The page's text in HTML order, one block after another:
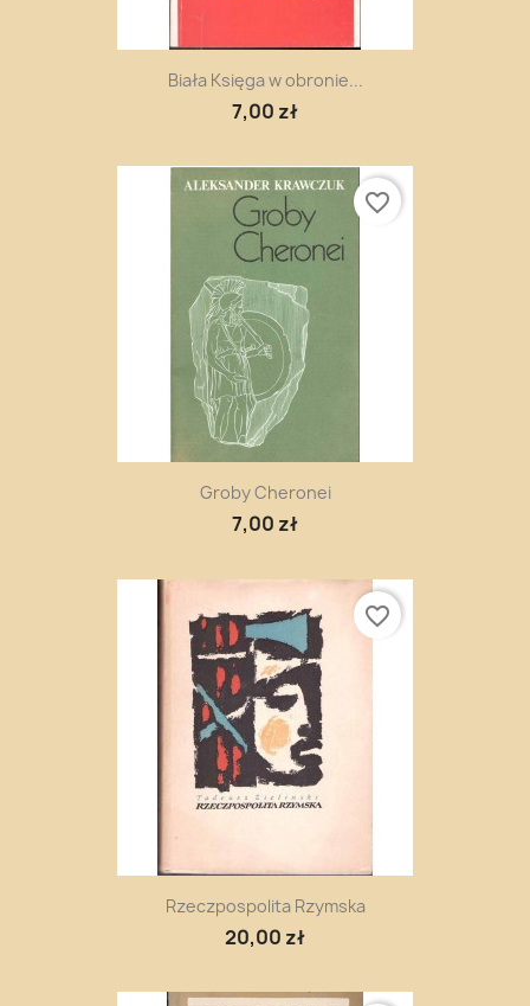
Biała Księga w obronie...
7,00 zł
Groby Cheronei
7,00 zł
favorite_border
Rzeczpospolita Rzymska
20,00 zł
favorite_border